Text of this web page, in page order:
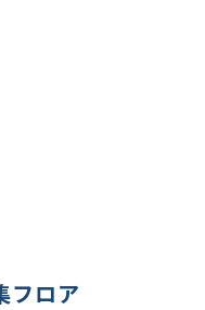
フロア